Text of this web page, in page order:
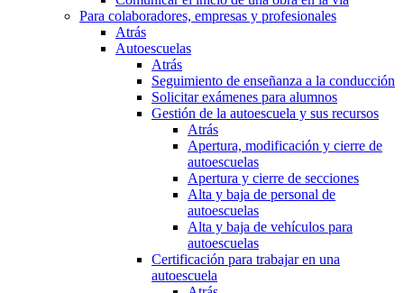
Para colaboradores, empresas y profesionales
Atrás
Autoescuelas
Atrás
Seguimiento de enseñanza a la conducción
Solicitar exámenes para alumnos
Gestión de la autoescuela y sus recursos
Atrás
Apertura, modificación y cierre de
autoescuelas
Apertura y cierre de secciones
Alta y baja de personal de
autoescuelas
Alta y baja de vehículos para
autoescuelas
Certificación para trabajar en una
autoescuela